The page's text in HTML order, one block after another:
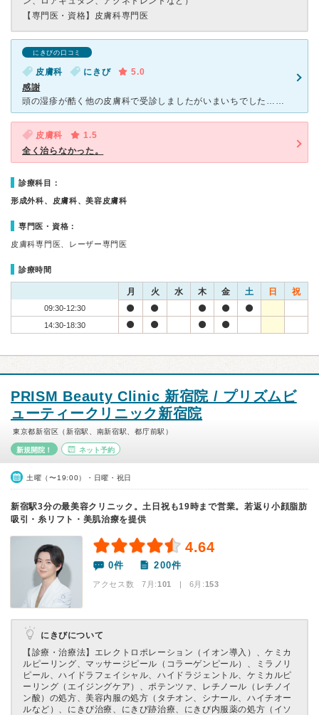
【専門医・資格】 皮膚科専門医
にきびの口コミ
皮膚科 にきび
5.0
感謝
頭の湿疹が酷く他の皮膚科で受診しましたがいまいちでした…こちらの山王皮フ科クリニックでは院長先生がシャンプーの仕方や薬の飲み方その他、指導して頂き頭皮もよくなりました。あの痛痒さが無くそのストレスもな
皮膚科
1.5
全く治らなかった。
診療科目：
形成外科、皮膚科、美容皮膚科
専門医・資格：
皮膚科専門医、レーザー専門医
診療時間
月 火 水 木 金 土 日 祝
09:30-12:30
14:30-18:30
PRISM Beauty Clinic 新宿院 / プリズムビ
ューティークリニック新宿院
東京都新宿区（新宿駅、南新宿駅、都庁前駅）
新規開院！ ネット予約
土曜（〜19:00）・日曜・祝日
新宿駅3分の最美容クリニック。土日祝も19時まで営業。若返り小顔脂肪
吸引・糸リフト・美肌治療を提供
4.64
0件 200件
アクセス数 7月:101 | 6月:153
にきびについて
【診療・治療法】 エレクトロポレーション（イオン導入）、ケミカ
ルピーリング、マッサージピール（コラーゲンピール）、ミラノリ
ピール、ハイドラフェイシャル、ハイドラジェントル、ケミカルピ
ーリング（エイジングケア）、ポテンツァ、レチノール（レチノイ
ン酸）の処方、美容内服の処方（タチオン、シナール、ハイチオー
ルなど）、にきび治療、にきび跡治療、にきび内服薬の処方（イソ